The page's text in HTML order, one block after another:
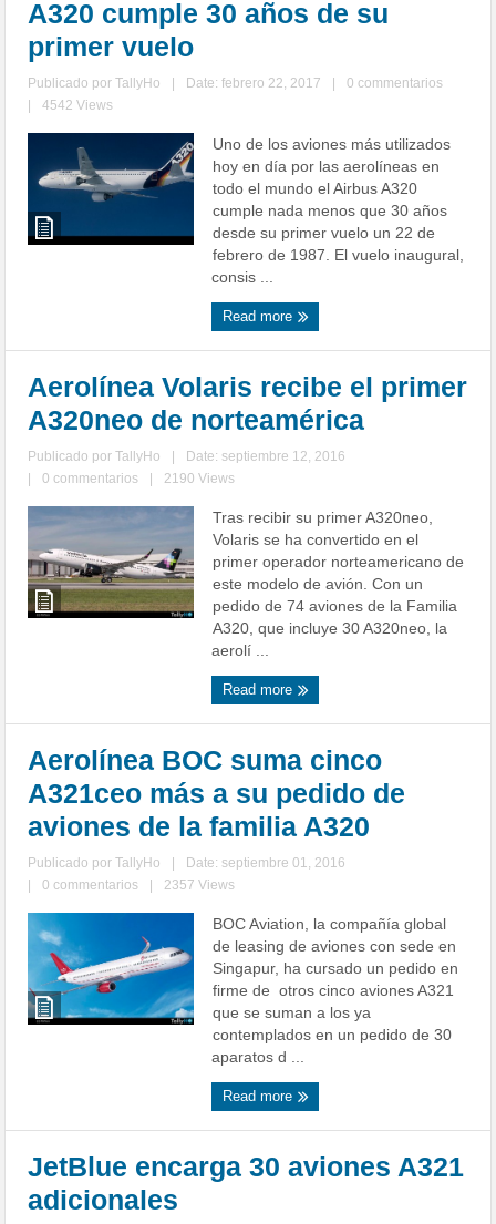
A320 cumple 30 años de su
primer vuelo
Publicado porTallyHo Date: febrero 22, 2017
0 commentarios
4542 Views
Uno de los aviones más utilizados
hoy en día por las aerolíneas en
todo el mundo el Airbus A320
cumple nada menos que 30 años
desde su primer vuelo un 22 de
febrero de 1987. El vuelo inaugural,
consis ...
Read more
Aerolínea Volaris recibe el primer
A320neo de norteamérica
Publicado porTallyHo
Date: septiembre 12, 2016
0 commentarios 2190 Views
Tras recibir su primer A320neo,
Volaris se ha convertido en el
primer operador norteamericano de
este modelo de avión. Con un
pedido de 74 aviones de la Familia
A320, que incluye 30 A320neo, la
aerolí ...
Read more
Aerolínea BOC suma cinco
A321ceo más a su pedido de
aviones de la familia A320
Publicado porTallyHo
Date: septiembre 01, 2016
0 commentarios 2357 Views
BOC Aviation, la compañía global
de leasing de aviones con sede en
Singapur, ha cursado un pedido en
firme de otros cinco aviones A321
que se suman a los ya
contemplados en un pedido de 30
aparatos d ...
Read more
JetBlue encarga 30 aviones A321
adicionales